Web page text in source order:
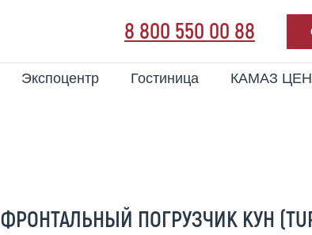
8 800 550 00 88
Экспоцентр Гостиница КАМАЗ
ФРОНТАЛЬНЫЙ ПОГРУЗЧИК КУН